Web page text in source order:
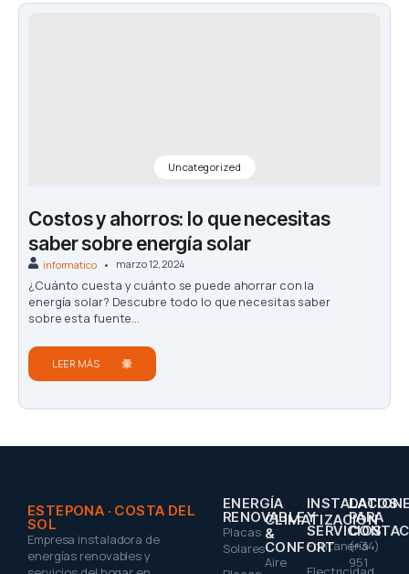
Uncategorized
Costos y ahorros: lo que necesitas
saber sobre energía solar
informatico marzo 12, 2024
¿Cuánto cuesta y cuánto se puede ahorrar con la
energía solar? Descubre todo lo que necesitas saber
sobre esta fuente...
LEER MÁS
ESTEPONA · COSTA DEL
SOL
Empresa instaladora de
energías renovables y
ENERGÍA
RENOVABLE
Placas
Solares
CLIMATIZACIÓN
&
CONFORT
Aire
Y
SERVICIOS
Fontanería
DATOS
PARA
(+34)
951